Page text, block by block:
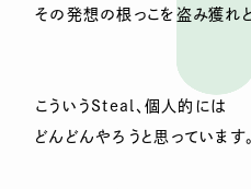
その発想の根っこを盗み獲れ
こういうSteal、個人的には
どんどんやろうと思っています。